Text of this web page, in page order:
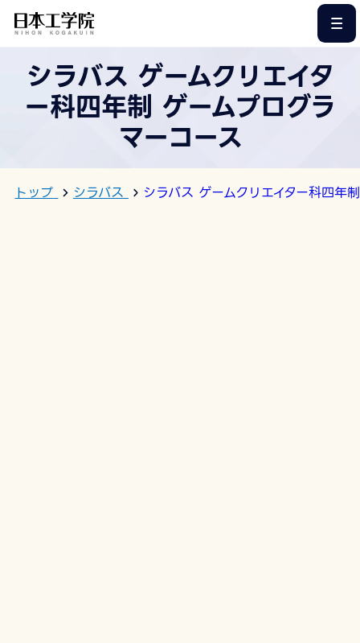
シラバス ゲームクリエイタ
ー科四年制 ゲームプログラ
マーコース
トップ シラバス シラバス ゲームクリエイター科四年